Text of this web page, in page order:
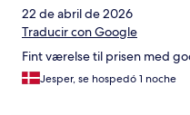
22 de abril de 2026
Traducir con Google
Fint værelse til prisen med
Jesper, se hospedó 1 noche